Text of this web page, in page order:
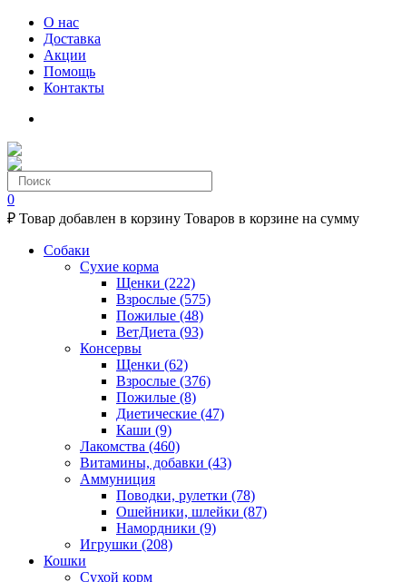
О нас
Доставка
Акции
Помощь
Контакты
0
₽ Товар добавлен в корзину Товаров в корзине на сумму
Собаки
Сухие корма
Щенки (222)
Взрослые (575)
Пожилые (48)
ВетДиета (93)
Консервы
Щенки (62)
Взрослые (376)
Пожилые (8)
Диетические (47)
Каши (9)
Лакомства (460)
Витамины, добавки (43)
Аммуниция
Поводки, рулетки (78)
Ошейники, шлейки (87)
Намордники (9)
Игрушки (208)
Кошки
Сухой корм